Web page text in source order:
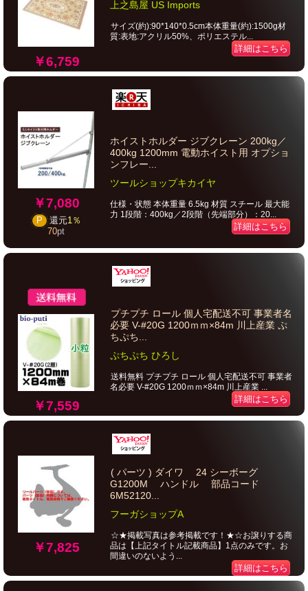
￥6,759
上之島屋 US Imports
サイズ(約):90*140*0.5cm本体重量(約):1500g材
質:表地:アクリル50%、ポリエステル...
詳細はこちら
￥7,080
P 還元1％
70pt
ホイストホルダー ジブクレーン 200kg／
400kg 1200mm 電動ホイスト用 オプショ
ンフレー...
ツールショップキカイヤ
仕様・状態 本体重量 6.5kg 材質 スチール 最大能
力 1段階：400kg／2段階（先端部分）：20...
詳細はこちら
￥7,559
プチプチ ロール 個人宅配送不可 事業者名
必要 V-#20G 1200ｍｍ×84m 川上産業 ぷ
ちぷち...
ぷちぷち ひろし
送料無料 プチプチ ロール 個人宅配送不可 事業者
名必要 V-#20G 1200ｍｍ×84m 川上産業 ...
詳細はこちら
￥7,825
( パーツ ) ダイワ 24 シーボーグ
G1200M ハンドル 部品コード
6M52120...
フーガショップA
☆★掲載写真は参考掲載です！★☆お譲りする商
品は【上記タイトル記載商品】1点のみです。お
間違いのないよう...
詳細はこちら